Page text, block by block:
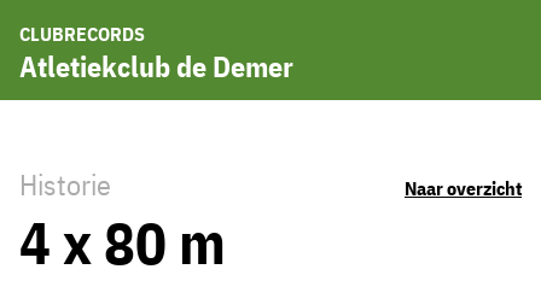
CLUBRECORDS
Atletiekclub de Demer
Historie Naar overzicht
4 x 80 m